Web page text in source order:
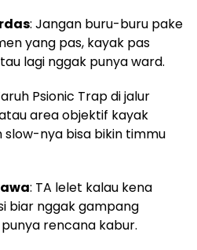
: Jangan buru-buru pake
yang pas, kayak pas
lagi nggak punya ward.
Psionic Trap di jalur
area objektif kayak
slow-nya bisa bikin timmu
: TA lelet kalau kena
biar nggak gampang
rencana kabur.